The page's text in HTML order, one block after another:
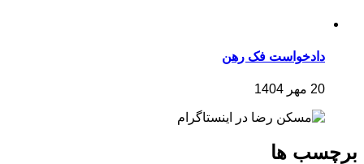
دادخواست فک رهن
20 مهر 1404
برچسب ها